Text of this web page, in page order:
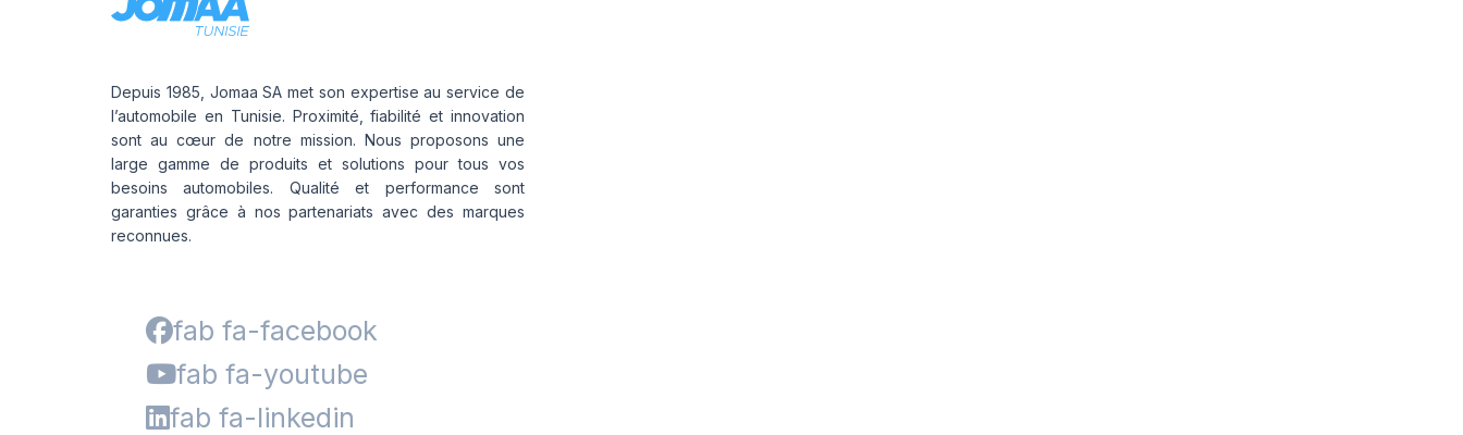
Depuis 1985, Jomaa SA met son expertise au service de
l’automobile en Tunisie. Proximité, fiabilité et innovation
sont au cœur de notre mission. Nous proposons une
large gamme de produits et solutions pour tous vos
besoins automobiles. Qualité et performance sont
garanties grâce à nos partenariats avec des marques
reconnues.
fab fa-facebook
fab fa-youtube
fab fa-linkedin